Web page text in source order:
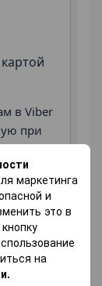
маркетинга
и
это в
на
в Viber
при
для